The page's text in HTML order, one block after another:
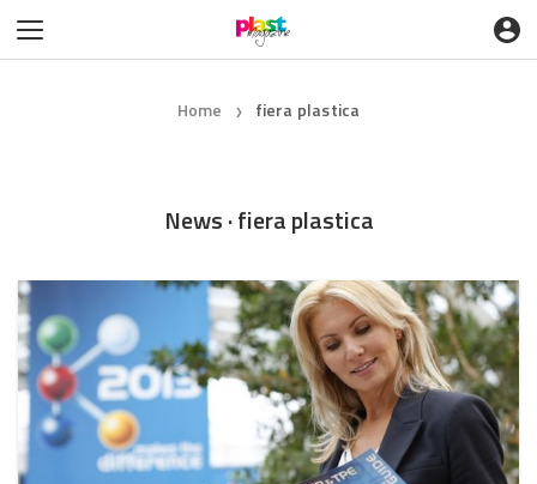
Home ❯ fiera plastica
News · fiera plastica